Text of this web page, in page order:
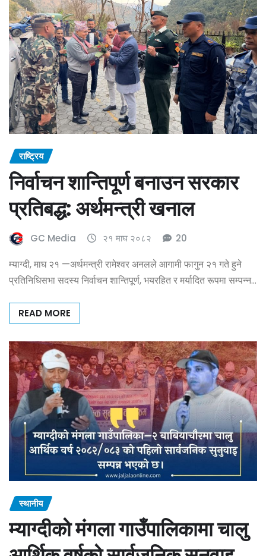
राष्ट्रिय
निर्वाचन शान्तिपूर्ण बनाउन सरकार
प्रतिबद्ध: अर्थमन्त्री खनाल
GC Media २१ माघ २०८२ 20
म्याग्दी, माघ २१ —अर्थमन्त्री रामेश्वर अनलले आगामी फागुन २१ गते हुने
प्रतिनिधिसभा सदस्य निर्वाचन शान्तिपूर्ण, भयरहित र मर्यादित रूपमा सम्पन्न…
READ MORE
स्थानीय
म्याग्दीको मंगला गाउँपालिकामा चालु